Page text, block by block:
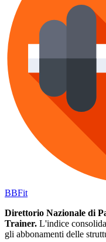
BBFit
Direttorio Nazionale di
Trainer. L'indice
gli abbonamenti delle